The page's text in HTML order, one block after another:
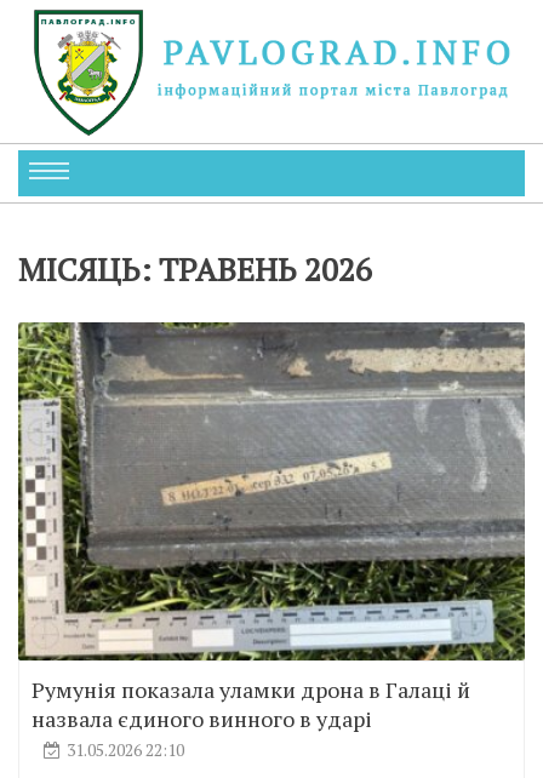
МІСЯЦЬ: ТРАВЕНЬ 2026
Румунія показала уламки дрона в Галаці й
назвала єдиного винного в ударі
31.05.2026 22:10